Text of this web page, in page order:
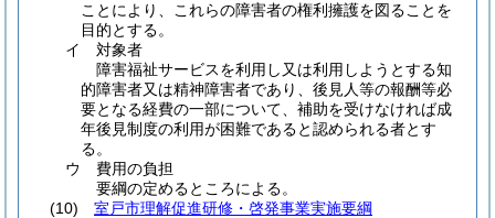
ことにより、これらの障害者の権利擁護を図ることを
目的とする。
イ
対象者
障害福祉サービスを利用し又は利用しようとする知
的障害者又は精神障害者であり、後見人等の報酬等必
要となる経費の一部について、補助を受けなければ成
年後見制度の利用が困難であると認められる者とす
る。
ウ
費用の負担
要綱の定めるところによる。
(10)
室戸市理解促進研修・啓発事業実施要綱